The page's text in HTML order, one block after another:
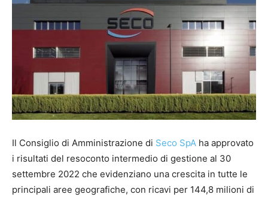
Il Consiglio di Amministrazione di Seco SpA ha approvato
i risultati del resoconto intermedio di gestione al 30
settembre 2022 che evidenziano una crescita in tutte le
principali aree geografiche, con ricavi per 144,8 milioni di